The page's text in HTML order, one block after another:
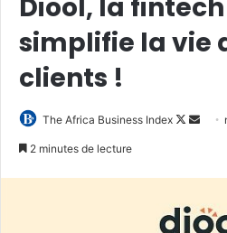
Diool, la
simplifie la vie
clients !
The Africa Business Index
Follow
2 minutes de lecture